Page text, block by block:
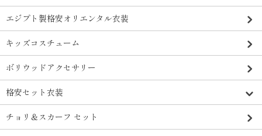
エジプト製格安オリエンタル衣装
キッズコスチューム
ボリウッドアクセサリー
格安セット衣装
チョリ＆スカーフ セット